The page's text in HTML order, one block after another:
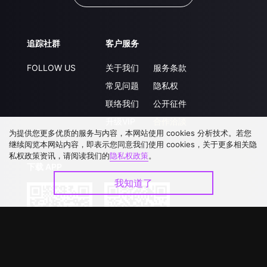
追踪社群
FOLLOW US
客户服务
关于我们
常见问题
联络我们
服务条款
隐私权
公开征件
为提供您更多优质的服务与内容，本网站使用 cookies 分析技术。若您
继续阅览本网站内容，即表示您同意我们使用 cookies，关于更多相关隐
私权政策资讯，请阅读我们的隐私权政策。
我知道了